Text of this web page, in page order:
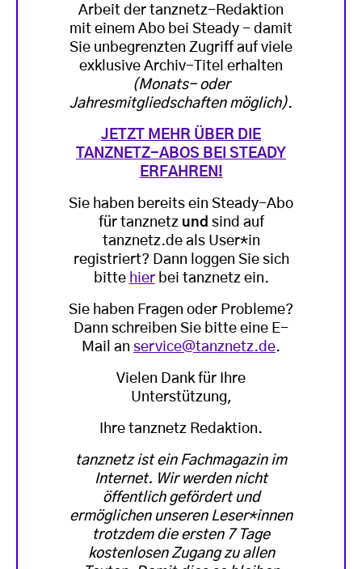
Arbeit der tanznetz-Redaktion
mit einem Abo bei Steady - damit
Sie unbegrenzten Zugriff auf viele
exklusive Archiv-Titel erhalten
(Monats- oder
Jahresmitgliedschaften möglich).
JETZT MEHR ÜBER DIE
TANZNETZ-ABOS BEI STEADY
ERFAHREN!
Sie haben bereits ein Steady-Abo
für tanznetz und sind auf
tanznetz.de als User*in
registriert? Dann loggen Sie sich
bitte hierbei tanznetz ein.
Sie haben Fragen oder Probleme?
Dann schreiben Sie bitte eine E-
Mail an service@tanznetz.de.
Vielen Dank für Ihre
Unterstützung,
Ihre tanznetz Redaktion.
tanznetz ist ein Fachmagazin im
Internet. Wir werden nicht
öffentlich gefördert und
ermöglichen unseren Leser*innen
trotzdem die ersten 7 Tage
kostenlosen Zugang zu allen